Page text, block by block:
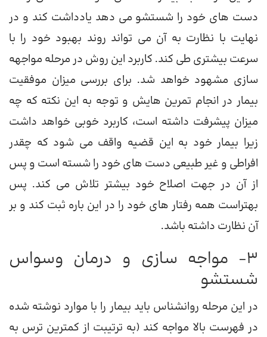
دست های خود را شستشو می دهد یادداشت کند و در
نهایت با نظارت به آن می تواند روند بهبود خود را با
سرعت بیشتری طی کند. کاربرد این روش در مرحله مواجهه
سازی مشهود خواهد شد. برای بررسی میزان موفقیت
بیمار در انجام تمرین هایش و توجه به این نکته که چه
میزان پیشرفت داشته است، کاربرد خوبی خواهد داشت
زیرا بیمار خود به این قضیه واقف می شود که چقدر
افراطی و غیر طبیعی دست های خود را شسته است و پس
از آن در جهت اصلاح خود بیشتر تلاش می کند. پس
بهتراست همه رفتار های خود را در این باره ثبت کند و بر
آن نظارت داشته باشد.
3- مواجه سازی و درمان وسواس
شستشو
در این مرحله روانشناس باید بیمار را با موارد نوشته شده
در فهرست بالا مواجه کند (به ترتیبت از کمترین ترس به